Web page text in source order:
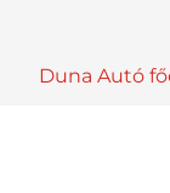
Duna Autó